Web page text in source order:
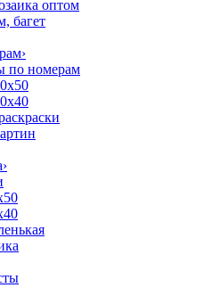
оптом
багет
›
по номерам
›